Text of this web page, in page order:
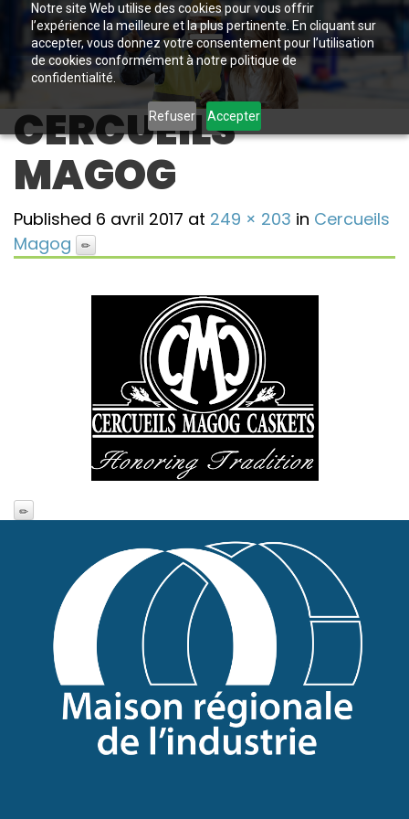
Notre site Web utilise des cookies pour vous offrir
l’expérience la meilleure et la plus pertinente. En cliquant sur
accepter, vous donnez votre consentement pour l’utilisation
de cookies conformément à notre politique de
confidentialité.
Refuser Accepter
CERCUEILS
MAGOG
Published 6 avril 2017 at 249 × 203 in Cercueils
Magog